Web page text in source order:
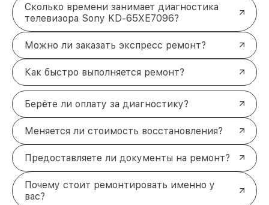
Сколько времени занимает диагностика
телевизора Sony KD-65XE7096?
Можно ли заказать экспресс ремонт?
Как быстро выполняется ремонт?
Берёте ли оплату за диагностику?
Меняется ли стоимость восстановления?
Предоставляете ли документы на ремонт?
Почему стоит ремонтировать именно у
вас?